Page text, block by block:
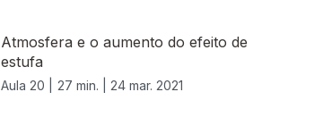
Atmosfera e o aumento do efeito de
estufa
Aula 20 | 27 min. | 24 mar. 2021